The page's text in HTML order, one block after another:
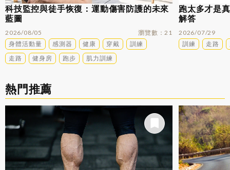
科技監控與徒手恢復：運動傷害防護的未來
藍圖
2026/08/05 瀏覽數
21
身體活動量
感測器 健康 穿戴
訓練
走路
健身房 跑步 肌力訓練
跑太多才是
解答
2026/07/29
訓練
走路
熱門推薦